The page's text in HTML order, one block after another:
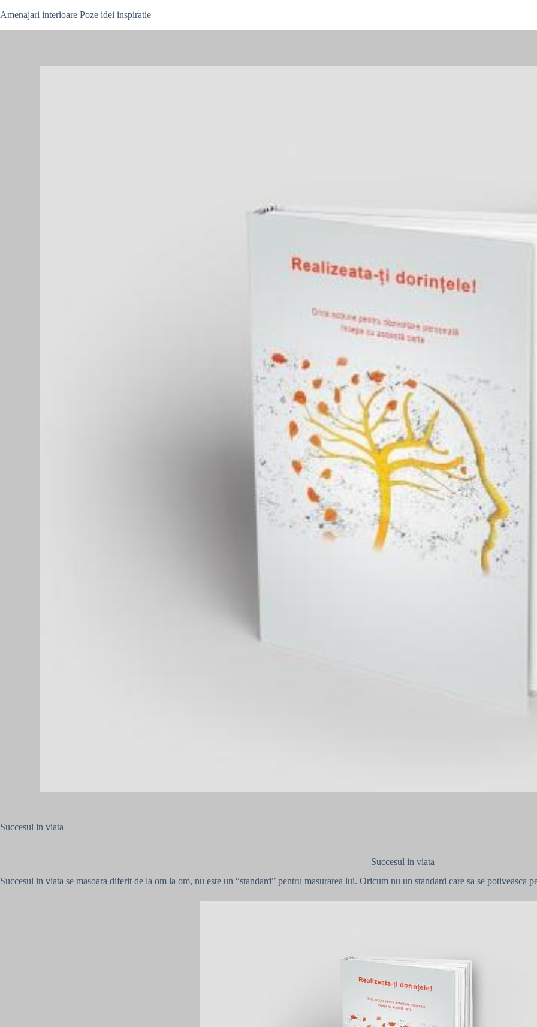
to
Amenajari interioare Poze idei inspiratie
Succesul in viata
Succesul in viata
Succesul in viata se masoara diferit de la om la om, nu este un “standard” pentru masurarea lui. Oricum nu un standard care sa se potiveasca